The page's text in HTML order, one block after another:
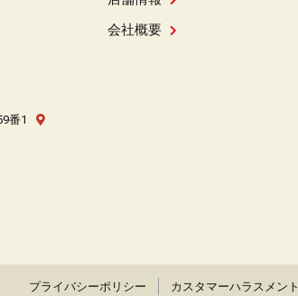
会社概要
番1
プライバシーポリシー カスタマーハラスメント